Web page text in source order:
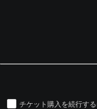
チケット購入を続行する